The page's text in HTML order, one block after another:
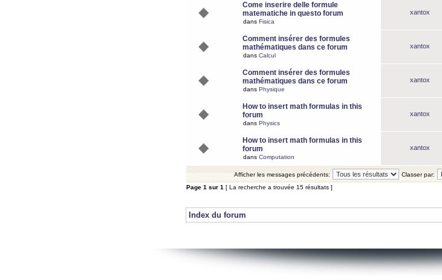
Come inserire delle formule
matematiche in questo forum
dans Fisica
xantox
Comment insérer des formules
mathématiques dans ce forum
dans Calcul
xantox
Comment insérer des formules
mathématiques dans ce forum
dans Physique
xantox
How to insert math formulas in this
forum
dans Physics
xantox
How to insert math formulas in this
forum
dans Computation
xantox
Afficher les messages précédents:
Classer par:
Page 1 sur 1 [ La recherche a trouvée 15 résultats ]
Index du forum